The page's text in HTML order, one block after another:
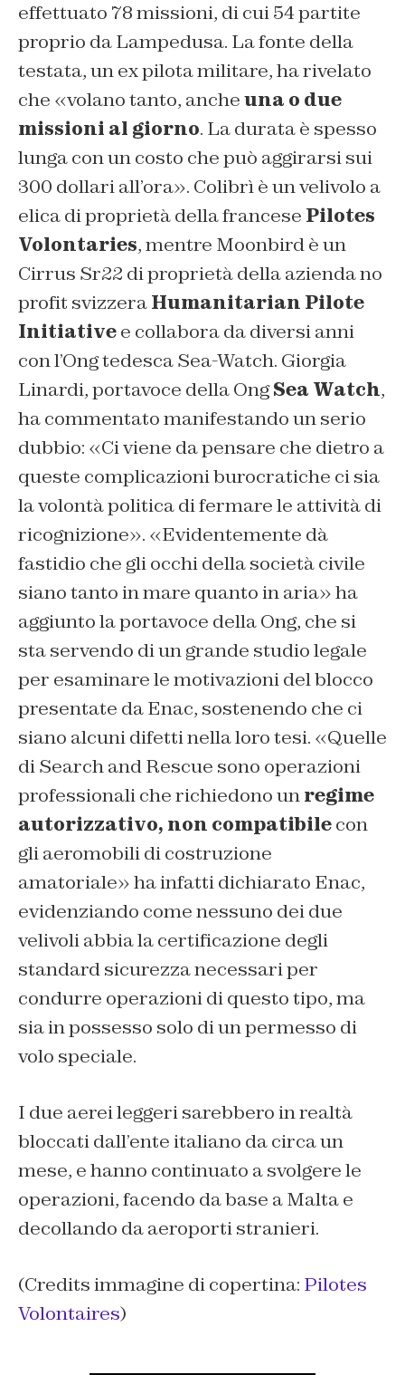
effettuato 78 missioni, di cui 54 partite
proprio da Lampedusa. La fonte della
testata, un ex pilota militare, ha rivelato
che «volano tanto, ancheuna o due
missioni al giorno. La durata è spesso
lunga con un costo che può aggirarsi sui
300 dollari all’ora». Colibrì è un velivolo a
elica di proprietà della francese Pilotes
Volontaries, mentre Moonbird è un
Cirrus Sr22 di proprietà della azienda no
profit svizzeraHumanitarian Pilote
Initiativee collabora da diversi anni
con l’Ong tedesca Sea-Watch. Giorgia
Linardi, portavoce della OngSea Watch,
ha commentato manifestando un serio
dubbio: «Ci viene da pensare che dietro a
queste complicazioni burocratiche ci sia
la volontà politica di fermare le attività di
ricognizione». «Evidentemente dà
fastidio che gli occhi della società civile
siano tanto in mare quanto in aria» ha
aggiunto la portavoce della Ong, che si
sta servendo di un grande studio legale
per esaminare le motivazioni del blocco
presentate da Enac, sostenendo che ci
siano alcuni difetti nella loro tesi. «Quelle
diSearch and Rescue sono operazioni
professionali che richiedono unregime
autorizzativo, non compatibilecon
gli aeromobili di costruzione
amatoriale» ha infatti dichiarato Enac,
evidenziando come nessuno dei due
velivoli abbia la certificazione degli
standard sicurezza necessari per
condurre operazioni di questo tipo, ma
sia in possesso solo di un permesso di
volo speciale.
I due aerei leggeri sarebbero in realtà
bloccati dall’ente italiano da circa un
mese, e hanno continuato a svolgere le
operazioni, facendo da base a Malta e
decollando da aeroporti stranieri.
(Credits immagine di copertina: Pilotes
Volontaires)